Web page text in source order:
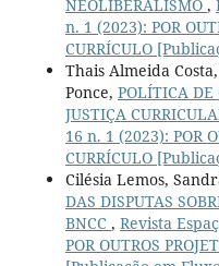
NEOLIBERALISMO ,
n. 1 (2023): POR
CURRÍCULO
Thais Almeida
Ponce, POLÍTICA DE
JUSTIÇA
16 n. 1 (2023): POR
CURRÍCULO
Cilésia Lemos,
DAS DISPUTAS
BNCC , Revista
POR OUTROS